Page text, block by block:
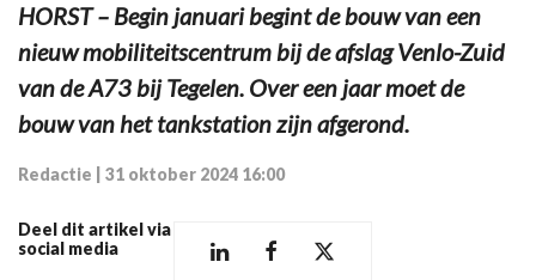
HORST – Begin januari begint de bouw van een
nieuw mobiliteitscentrum bij de afslag Venlo-Zuid
van de A73 bij Tegelen. Over een jaar moet de
bouw van het tankstation zijn afgerond.
Redactie 31 oktober 2024 16:00
Deel dit artikel via
social media